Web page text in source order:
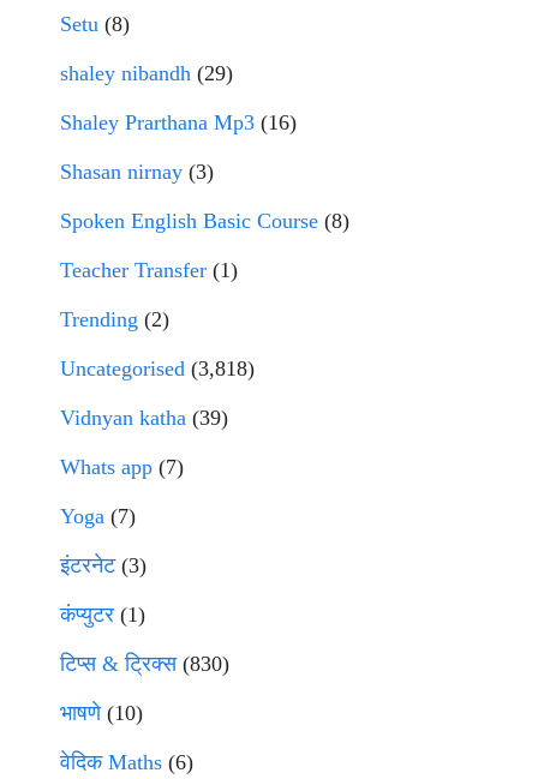
Setu (8)
shaley nibandh (29)
Shaley Prarthana Mp3 (16)
Shasan nirnay (3)
Spoken English Basic Course (8)
Teacher Transfer (1)
Trending (2)
Uncategorised (3,818)
Vidnyan katha (39)
Whats app (7)
Yoga (7)
इंटरनेट(3)
कंप्युटर (1)
टिप्स & ट्रिक्स(830)
भाषणे(10)
वेदिक Maths (6)